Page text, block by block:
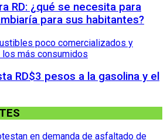
RD: ¿qué se necesita para
para sus habitantes?
RD$3 pesos a la gasolina y el